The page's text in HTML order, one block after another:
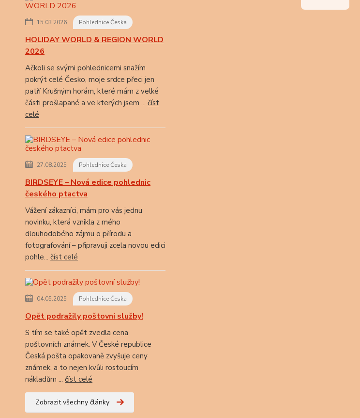
15.03.2026 Pohlednice Česka
HOLIDAY WORLD & REGION WORLD
2026
Ačkoli se svými pohlednicemi snažím
pokrýt celé Česko, moje srdce přeci jen
patří Krušným horám, které mám z velké
části prošlapané a ve kterých jsem ... číst
celé
27.08.2025 Pohlednice Česka
BIRDSEYE – Nová edice pohlednic
českého ptactva
Vážení zákazníci, mám pro vás jednu
novinku, která vznikla z mého
dlouhodobého zájmu o přírodu a
fotografování – připravuji zcela novou edici
pohle... číst celé
04.05.2025 Pohlednice Česka
Opět podražily poštovní služby!
S tím se také opět zvedla cena
poštovních známek. V České republice
Česká pošta opakovaně zvyšuje ceny
známek, a to nejen kvůli rostoucím
nákladům ... číst celé
Zobrazit všechny články